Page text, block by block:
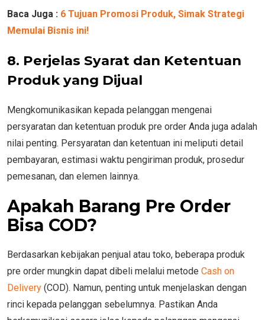
Baca Juga : 6 Tujuan Promosi Produk, Simak Strategi
Memulai Bisnis ini!
8. Perjelas Syarat dan Ketentuan
Produk yang Dijual
Mengkomunikasikan kepada pelanggan mengenai
persyaratan dan ketentuan produk pre order Anda juga adalah
nilai penting. Persyaratan dan ketentuan ini meliputi detail
pembayaran, estimasi waktu pengiriman produk, prosedur
pemesanan, dan elemen lainnya.
Apakah Barang Pre Order
Bisa COD?
Berdasarkan kebijakan penjual atau toko, beberapa produk
pre order mungkin dapat dibeli melalui metode Cash on
Delivery (COD). Namun, penting untuk menjelaskan dengan
rinci kepada pelanggan sebelumnya. Pastikan Anda